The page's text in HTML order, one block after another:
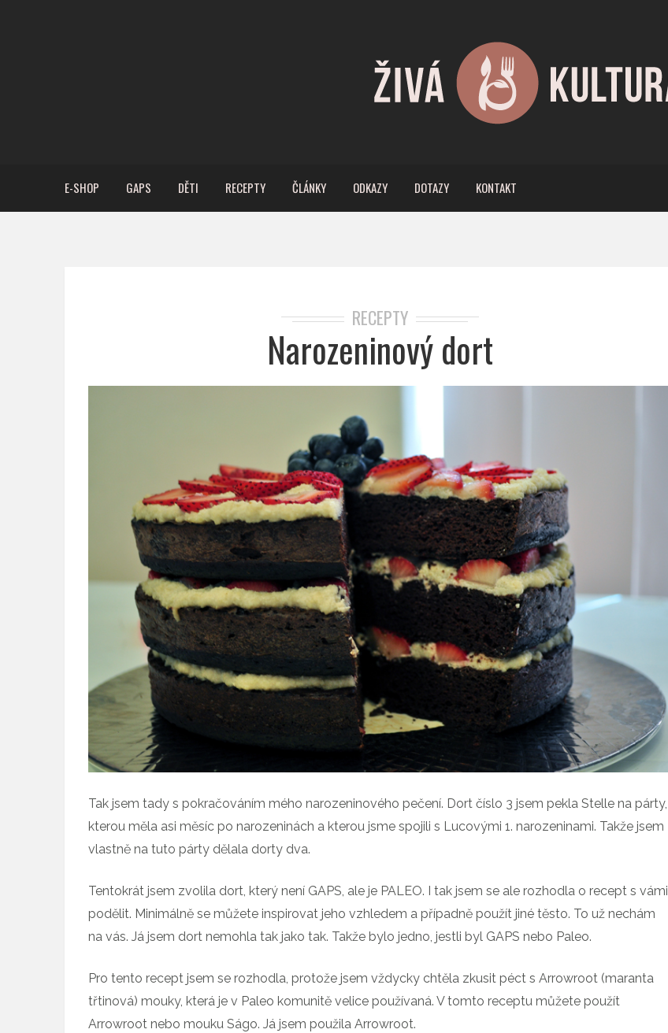
E-SHOP GAPS DĚTI RECEPTY ČLÁNKY ODKAZY DOTAZY KONTAKT
RECEPTY
Narozeninový dort
Tak jsem tady s pokračováním mého narozeninového pečení. Dort číslo 3 jsem pekla Stelle na párty,
kterou měla asi měsíc po narozeninách a kterou jsme spojili s Lucovými 1. narozeninami. Takže jsem
vlastně na tuto párty dělala dorty dva.
Tentokrát jsem zvolila dort, který není GAPS, ale je PALEO. I tak jsem se ale rozhodla o recept s vámi
podělit. Minimálně se můžete inspirovat jeho vzhledem a případně použít jiné těsto. To už nechám
na vás. Já jsem dort nemohla tak jako tak. Takže bylo jedno, jestli byl GAPS nebo Paleo.
Pro tento recept jsem se rozhodla, protože jsem vždycky chtěla zkusit péct s Arrowroot (maranta
třtinová) mouky, která je v Paleo komunitě velice používaná. V tomto receptu můžete použít
Arrowroot nebo mouku Ságo. Já jsem použila Arrowroot.